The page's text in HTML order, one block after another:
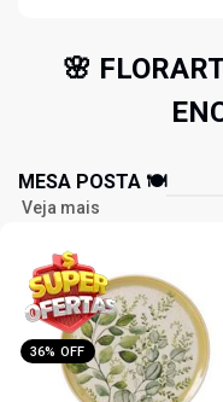
🌸
MESA POSTA 🍽️
Veja mais
35% OFF